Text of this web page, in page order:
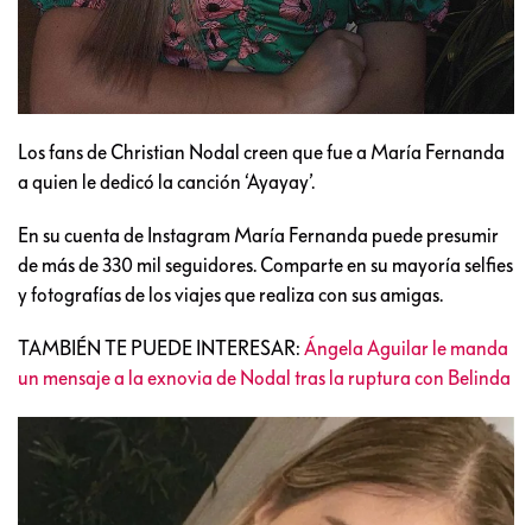
Los fans de Christian Nodal creen que fue a María Fernanda
a quien le dedicó la canción ‘Ayayay’.
En su cuenta de Instagram María Fernanda puede presumir
de más de 330 mil seguidores. Comparte en su mayoría selfies
y fotografías de los viajes que realiza con sus amigas.
TAMBIÉN TE PUEDE INTERESAR: Ángela Aguilar le manda
un mensaje a la exnovia de Nodal tras la ruptura con Belinda